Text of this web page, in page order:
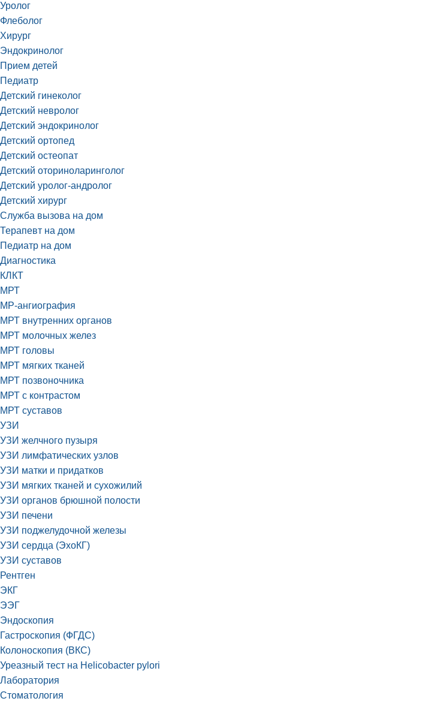
Уролог
Флеболог
Хирург
Эндокринолог
Прием детей
Педиатр
Детский гинеколог
Детский невролог
Детский эндокринолог
Детский ортопед
Детский остеопат
Детский оториноларинголог
Детский уролог-андролог
Детский хирург
Служба вызова на дом
Терапевт на дом
Педиатр на дом
Диагностика
КЛКТ
МРТ
МР-ангиография
МРТ внутренних органов
МРТ молочных желез
МРТ головы
МРТ мягких тканей
МРТ позвоночника
МРТ с контрастом
МРТ суставов
УЗИ
УЗИ желчного пузыря
УЗИ лимфатических узлов
УЗИ матки и придатков
УЗИ мягких тканей и сухожилий
УЗИ органов брюшной полости
УЗИ печени
УЗИ поджелудочной железы
УЗИ сердца (ЭхоКГ)
УЗИ суставов
Рентген
ЭКГ
ЭЭГ
Эндоскопия
Гастроскопия (ФГДС)
Колоноскопия (ВКС)
Уреазный тест на Helicobacter pylori
Лаборатория
Стоматология